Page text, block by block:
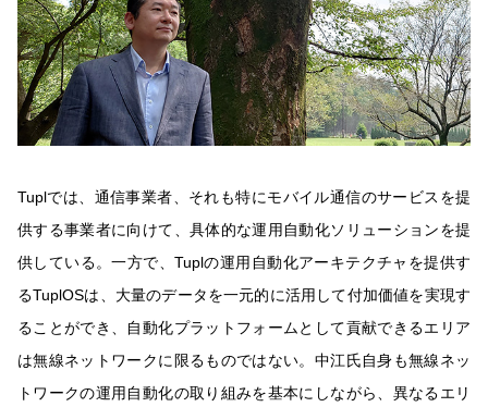
Tuplでは、通信事業者、それも特にモバイル通信のサービスを提
供する事業者に向けて、具体的な運用自動化ソリューションを提
供している。一方で、Tuplの運用自動化アーキテクチャを提供す
るTuplOSは、大量のデータを一元的に活用して付加価値を実現す
ることができ、自動化プラットフォームとして貢献できるエリア
は無線ネットワークに限るものではない。中江氏自身も無線ネッ
トワークの運用自動化の取り組みを基本にしながら、異なるエリ